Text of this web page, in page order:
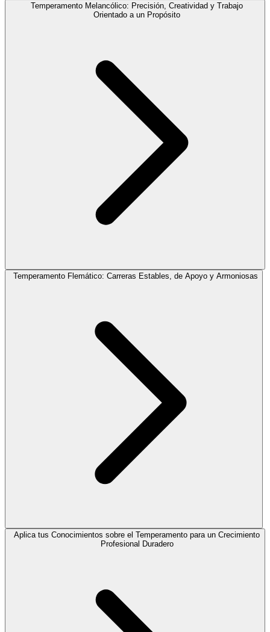
Temperamento Melancólico: Precisión, Creatividad y Trabajo
Orientado a un Propósito
Temperamento Flemático: Carreras Estables, de Apoyo y Armoniosas
Aplica tus Conocimientos sobre el Temperamento para un Crecimiento
Profesional Duradero